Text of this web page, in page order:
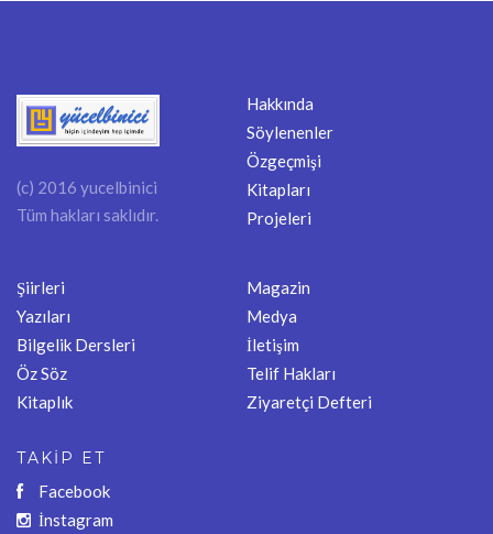
(c) 2016 yucelbinici
Tüm hakları saklıdır.
Hakkında
Söylenenler
Özgeçmişi
Kitapları
Projeleri
Şiirleri
Yazıları
Bilgelik Dersleri
Öz Söz
Kitaplık
Magazin
Medya
İletişim
Telif Hakları
Ziyaretçi Defteri
TAKİP ET
Facebook
İnstagram